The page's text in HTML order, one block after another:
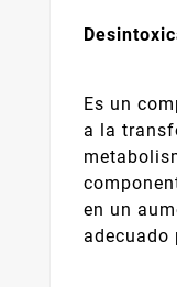
Es un
a la
en un
adecuado